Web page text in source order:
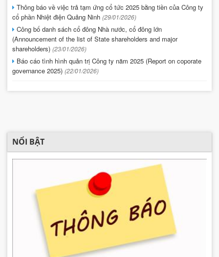
Thông báo về việc trả tạm ứng cổ tức 2025 bằng tiền của Công ty
cổ phần Nhiệt điện Quảng Ninh (29/01/2026)
Công bố danh sách cổ đông Nhà nước, cổ đông lớn
(Announcement of the list of State shareholders and major
shareholders) (23/01/2026)
Báo cáo tình hình quản trị Công ty năm 2025 (Report on coporate
governance 2025) (22/01/2026)
NỔI BẬT